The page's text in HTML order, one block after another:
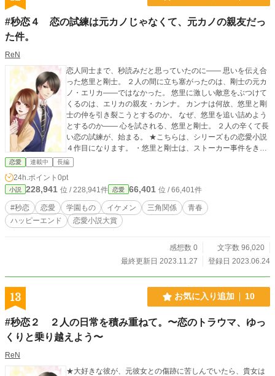
#秒恋４ 恋の試練は元カノじゃなくて、元カノの親友だっ
た件。
ReN
恋人同士まで、秒読みだと思っていたのに―― 思いを伝え合
った悠里と剛士。 ２人の間に立ち塞がったのは、剛士の元カ
ノ・エリカ――ではなかった。 悠里に激しい敵意をぶつけて
くるのは、エリカの親友・カンナ。 カンナは何故、悠里と剛
士の仲を引き裂こうとするのか。 なぜ、悠里を追い詰めよう
とするのか―― 心を試される、悠里と剛士。 ２人の辛くて長
い恋の試練が、始まる。 ★こちらは、シリーズもの恋愛小説
４作目になります。 ・悠里と剛士は、ストーカー事件をきっ
かけに知り合い、友だち以上恋人未満な仲 ・２人の親友、彩
奈と拓真を含めた仲良し４人組 ・剛士には元カノに浮気され
た経験があり、心に傷を抱えている ★１作目 『私の恋はドキ
ドキと、貴方への恋を刻む』 ストーカーに襲われた女子高の
生徒を救う男子高のバスケ部イケメンの話 ★２作目 『２人の
日常を積み重ねて。恋のトラウマ、一緒に乗り越えましょ
う』 剛士と元彼女とのトラウマの話 ★３作目 『友だち以上
を、悠里と親友２人でサプライズお祝いする話 ラブコメ要素
強めの甘い甘いお話です ★番外編 R18 『オトナの#秒恋
人同士になった後の、激甘イチャラブHな短篇集♡ こちらも
ぜひ、よろしくお願いします！
恋愛 連載中 長編
24h.ポイント 0pt
小説 228,941 位 / 228,941件 恋愛 66,401 位 / 66,401件
#秒恋 恋愛 学園もの イケメン 三角関係
青春
ハッピーエンド
恋愛小説大賞
感想数 0
文字数 96,020
最終更新日 2023.11.27
登録日 2023.06.24
13 お気に入り追加 10
#秒恋２ ２人の日常を積み重ねて。〜恋のトラウマ、ゆっ
くりと乗り越えよう〜
ReN
★大好きな彼が、元彼女との傷跡に苦しんでいたら、貴女は